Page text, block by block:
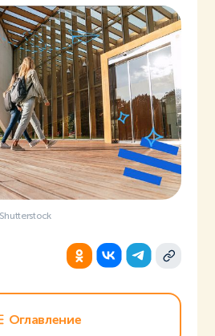
Оглавление